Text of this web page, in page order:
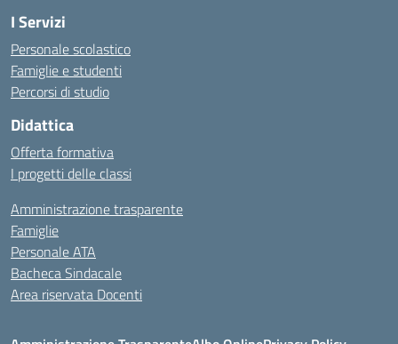
I Servizi
Personale scolastico
Famiglie e studenti
Percorsi di studio
Didattica
Offerta formativa
I progetti delle classi
Amministrazione trasparente
Famiglie
Personale ATA
Bacheca Sindacale
Area riservata Docenti